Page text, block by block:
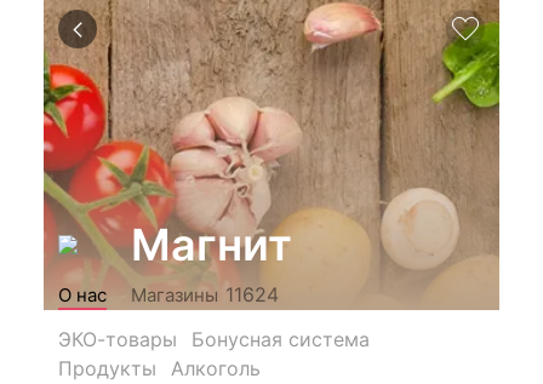
Магнит
О нас Магазины 11624
ЭКО-товары
Бонусная система
Продукты
Алкоголь